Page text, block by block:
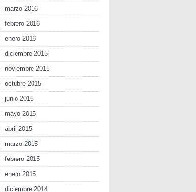
marzo 2016
febrero 2016
enero 2016
diciembre 2015
noviembre 2015
octubre 2015
junio 2015
mayo 2015
abril 2015
marzo 2015
febrero 2015
enero 2015
diciembre 2014